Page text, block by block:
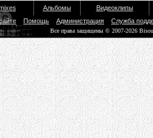
Альбомы
Видеоклипы
Помощь Администрация Служба
Все права защищены © 2007-2026